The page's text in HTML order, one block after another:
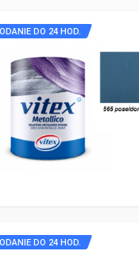
DO 24 HOD.
DO 24 HOD.